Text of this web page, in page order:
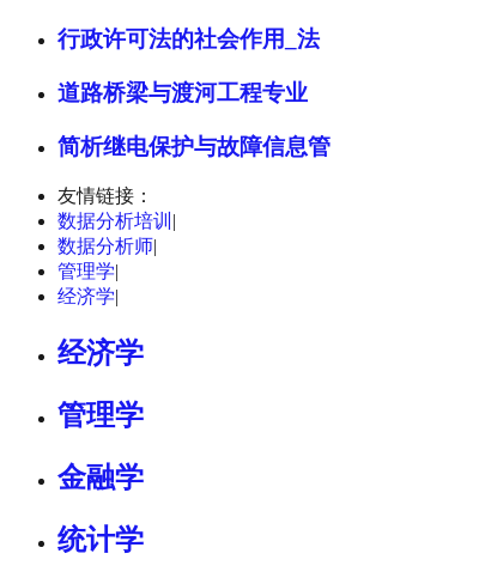
行政许可法的社会作用_法
道路桥梁与渡河工程专业
简析继电保护与故障信息管
友情链接：
数据分析培训 |
数据分析师|
管理学|
经济学|
经济学
管理学
金融学
统计学